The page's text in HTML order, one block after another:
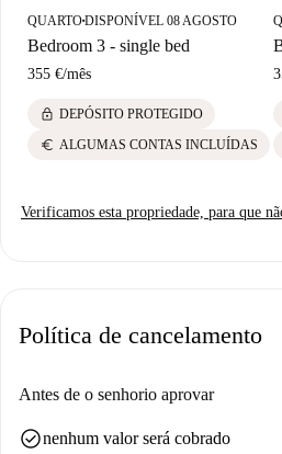
QUARTO■DISPONÍVEL 08 AGOSTO
Bedroom 3 - single bed
355 €/mês
lock DEPÓSITO PROTEGIDO
euro ALGUMAS CONTAS INCLUÍDAS
Verificamos esta propriedade, para que
Política de cancelamento
Antes de o senhorio aprovar
check_circlenenhum valor será cobrado